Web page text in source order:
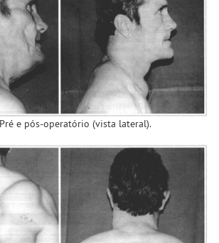
e pós-operatório (vista lateral).